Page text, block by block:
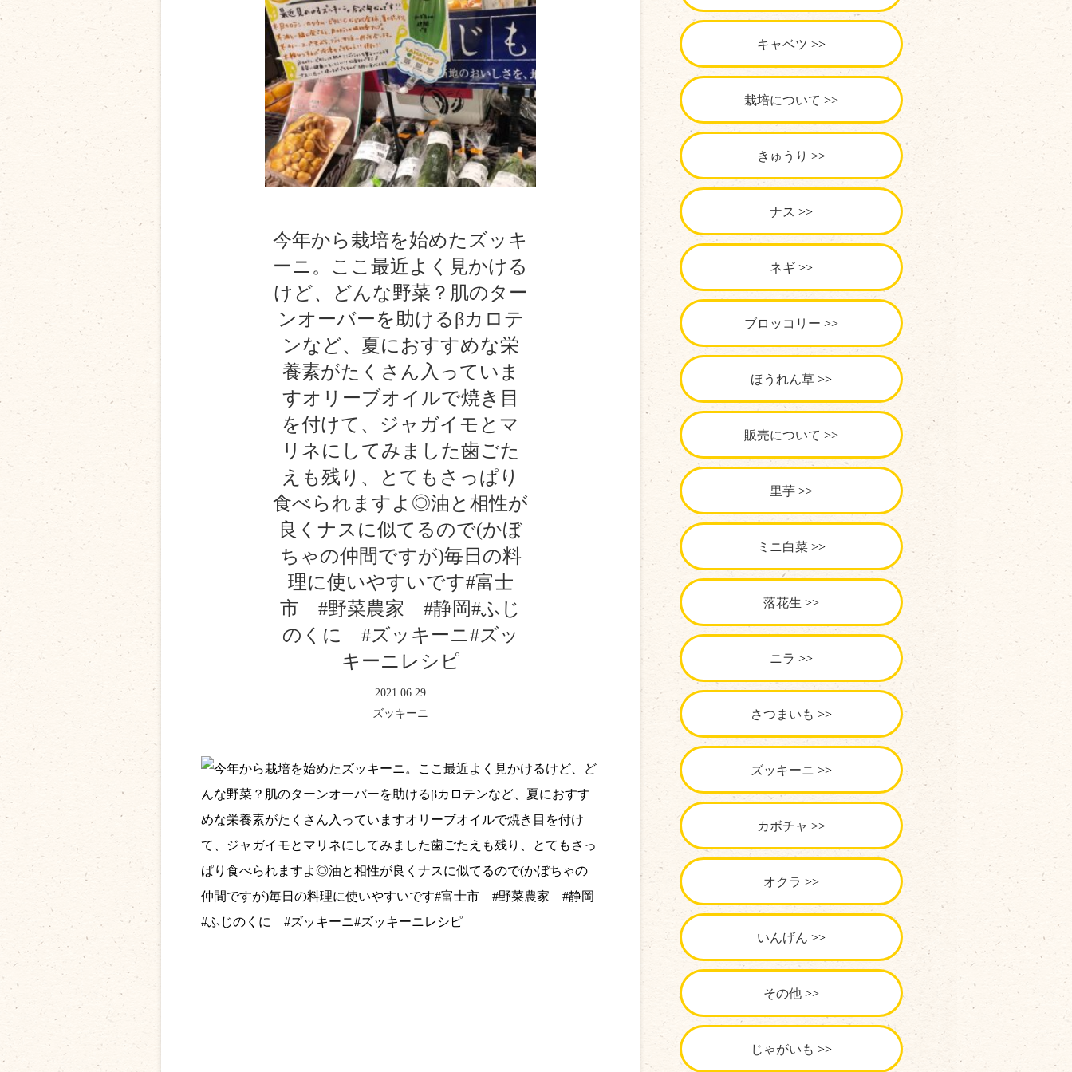
今年から栽培を始めたズッキ
ーニ。ここ最近よく見かける
けど、どんな野菜？肌のター
ンオーバーを助けるβカロテ
ンなど、夏におすすめな栄
養素がたくさん入っていま
す️オリーブオイルで焼き目
を付けて、ジャガイモとマ
リネにしてみました歯ごた
えも残り、とてもさっぱり
食べられますよ◎油と相性が
良くナスに似てるので(かぼ
ちゃの仲間ですが)毎日の料
理に使いやすいです#富士
市 #野菜農家 #静岡#ふじ
のくに #ズッキーニ#ズッ
キーニレシピ
2021.06.29
ズッキーニ
キャベツ
栽培について
きゅうり
ナス
ネギ
ブロッコリー
ほうれん草
販売について
里芋
ミニ白菜
落花生
ニラ
さつまいも
ズッキーニ
カボチャ
オクラ
いんげん
その他
じゃがいも